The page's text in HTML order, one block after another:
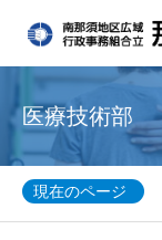
医療技術部
現在のページ